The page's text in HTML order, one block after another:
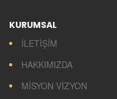
KURUMSAL
İLETİŞİM
HAKKIMIZDA
MİSYON VİZYON